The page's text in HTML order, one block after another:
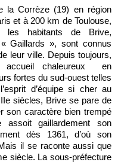
et à 200 km de Toulouse,
les habitants de Brive,
Gaillards », sont connus
leur ville. Depuis toujours,
accueil chaleureux en
fortes du sud-ouest telles
d’équipe si cher au
siècles, Brive se pare de
son caractère bien trempé
gaillardement son
dès 1361, d’où son
il se raconte aussi que
siècle. La sous-préfecture